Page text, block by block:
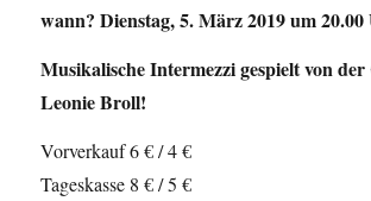
wann? Dienstag, 5. März 2019 um
Musikalische Intermezzi gespielt von
Leonie Broll!
Vorverkauf 6 € / 4 €
Tageskasse 8 € / 5 €